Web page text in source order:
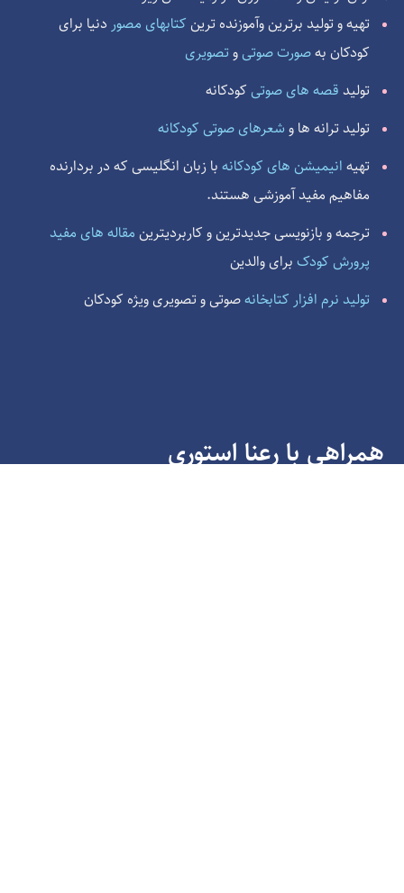
تهیه و تولید برترین وآموزنده ترینکتابهای مصور دنیا برای
کودکان بهصورت صوتیوتصویری
تولید قصه های صوتی کودکانه
تولید ترانه ها وشعرهای صوتی کودکانه
تهیهانیمیشن های کودکانهبا زبان انگلیسی که در بردارنده
مفاهیم مفید آموزشی هستند.
ترجمه و بازنویسی جدیدترین و کاربردیترینمقاله های مفید
پرورش کودک برای والدین
تولید نرم افزار کتابخانهصوتی و تصویری ویژه کودکان
همراهی با رعنا استوری